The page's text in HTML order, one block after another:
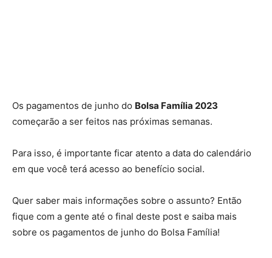
Os pagamentos de junho do Bolsa Família 2023
começarão a ser feitos nas próximas semanas.
Para isso, é importante ficar atento a data do calendário
em que você terá acesso ao benefício social.
Quer saber mais informações sobre o assunto? Então
fique com a gente até o final deste post e saiba mais
sobre os pagamentos de junho do Bolsa Família!